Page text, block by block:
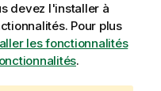
devez l'installer à
Pour plus
les fonctionnalités
.